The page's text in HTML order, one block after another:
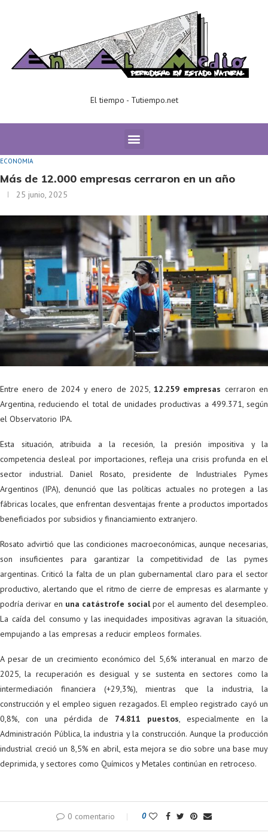
El tiempo - Tutiempo.net
Más de 12.000 empresas cerraron en un año
ECONOMIA
Más de 12.000 empresas cerraron en un año
25 junio, 2025
Entre enero de 2024 y enero de 2025,12.259 empresas cerraron en
Argentina, reduciendo el total de unidades productivas a 499.371, según
el Observatorio IPA.
Esta situación, atribuida a la recesión, la presión impositiva y la
competencia desleal por importaciones, refleja una crisis profunda en el
sector industrial. Daniel Rosato, presidente de Industriales Pymes
Argentinos (IPA), denunció que las políticas actuales no protegen a las
fábricas locales, que enfrentan desventajas frente a productos importados
beneficiados por subsidios y financiamiento extranjero.
Rosato advirtió que las condiciones macroeconómicas, aunque necesarias,
son insuficientes para garantizar la competitividad de las pymes
argentinas. Criticó la falta de un plan gubernamental claro para el sector
productivo, alertando que el ritmo de cierre de empresas es alarmante y
podría derivar en una catástrofe socialpor el aumento del desempleo.
La caída del consumo y las inequidades impositivas agravan la situación,
empujando a las empresas a reducir empleos formales.
A pesar de un crecimiento económico del 5,6% interanual en marzo de
2025, la recuperación es desigual y se sustenta en sectores como la
intermediación financiera (+29,3%), mientras que la industria, la
construcción y el empleo siguen rezagados. El empleo registrado cayó un
0,8%, con una pérdida de 74.811 puestos, especialmente en la
Administración Pública, la industria y la construcción. Aunque la producción
industrial creció un 8,5% en abril, esta mejora se dio sobre una base muy
deprimida, y sectores como Químicos y Metales continúan en retroceso.
0 comentario 0